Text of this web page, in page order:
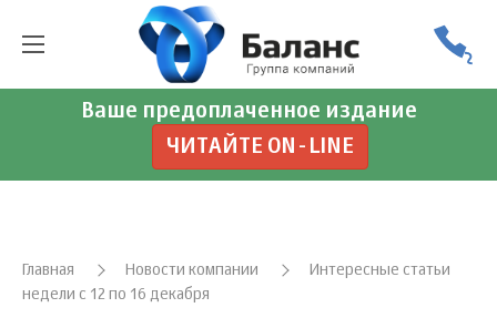
Ваше предоплаченное издание
ЧИТАЙТЕ ON-LINE
Главная Новости компании
Интересные статьи
недели с 12 по 16 декабря